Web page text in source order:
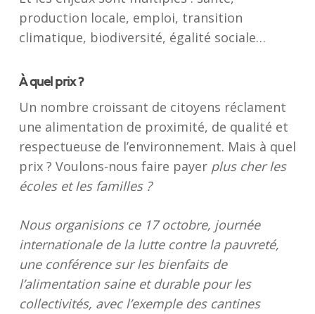
production locale, emploi, transition
climatique, biodiversité, égalité sociale…
À quel prix ?
Un nombre croissant de citoyens réclament
une alimentation de proximité, de qualité et
respectueuse de l’environnement. Mais à quel
prix ? Voulons-nous faire payerplus cher les
écoles et les familles ?
Nous organisions ce 17 octobre, journée
internationale de la lutte contre la pauvreté,
une conférence sur les bienfaits de
l’alimentation saine et durable pour les
collectivités, avec l’exemple des cantines